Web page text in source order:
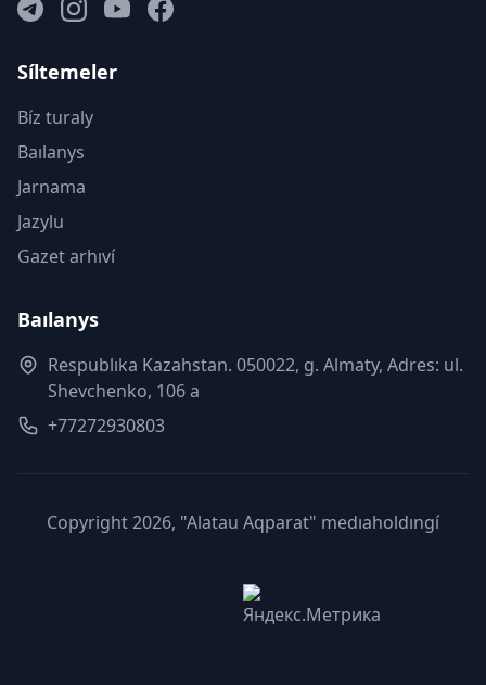
Síltemeler
Bíz turaly
Baılanys
Jarnama
Jazylu
Gazet arhıví
Baılanys
Respublıka Kazahstan. 050022, g. Almaty, Adres: ul.
Shevchenko, 106 a
+77272930803
Copyright 2026, "Alatau Aqparat" medıaholdıngí